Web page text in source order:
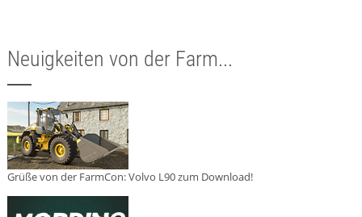
Neuigkeiten von der Farm...
Grüße von der FarmCon: Volvo L90 zum Download!